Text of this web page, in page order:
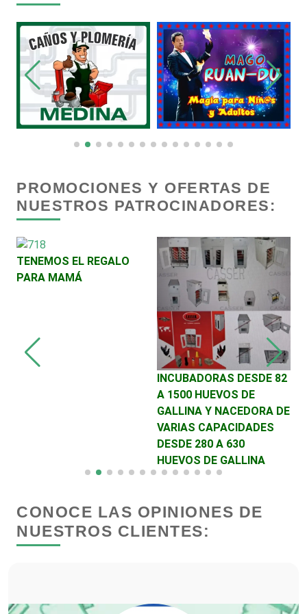
Carnicerías
Carpinterías
Centros Comerciales
Centros de Nutrición
Centros Turísticos
Clínicas de Rehabilitación
Clubes Deportivos
PROMOCIONES Y OFERTAS DE
NUESTROS PATROCINADORES:
TENEMOS EL REGALO
PARA MAMÁ
INCUBADORAS DESDE 82
A 1500 HUEVOS DE
GALLINA Y NACEDORA DE
VARIAS CAPACIDADES
DESDE 280 A 630
HUEVOS DE GALLINA
CONOCE LAS OPINIONES DE
NUESTROS CLIENTES: